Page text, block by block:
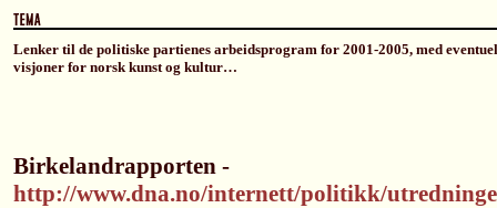
Lenker til de politiske partienes arbeidsprogram for 2001-2005, med
visjoner for norsk kunst og kultur…
Birkelandrapporten -
http://www.dna.no/internett/politikk/